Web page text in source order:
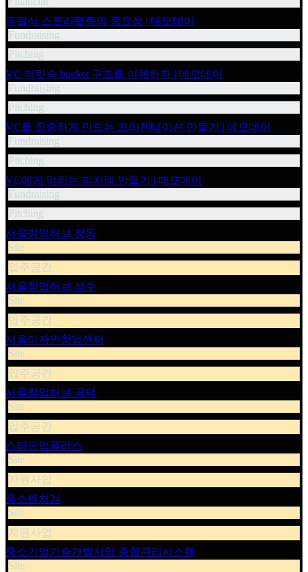
두괄식 스토리텔링의 중요성 | 데모데이
Fundraising
Pitching
VC 머릿속 bucket 구조를 이해하자 | 데모데이
Fundraising
Pitching
VC를 집중하게 만드는 프리젠테이션 만들기 | 데모데이
Fundraising
Pitching
VC에게 먹히는 피치덱 만들기 | 데모데이
Fundraising
Pitching
서울창업허브 창동
Site
입주공간
서울창업허브 성수
Site
입주공간
서울디자인창업센터
Site
입주공간
서울창업허브 공덕
Site
입주공간
스타트업플러스
Site
지원사업
중소벤처24
Site
지원사업
중소기업기술개발사업 종합관리시스템
Site